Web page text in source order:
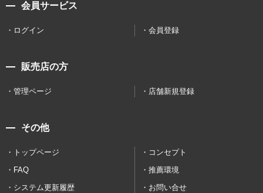
会員サービス
ログイン 会員登録
販売店の方
管理ページ 店舗新規登録
その他
トップページ
コンセプト
FAQ
推薦環境
システム更新履歴
お問い合せ